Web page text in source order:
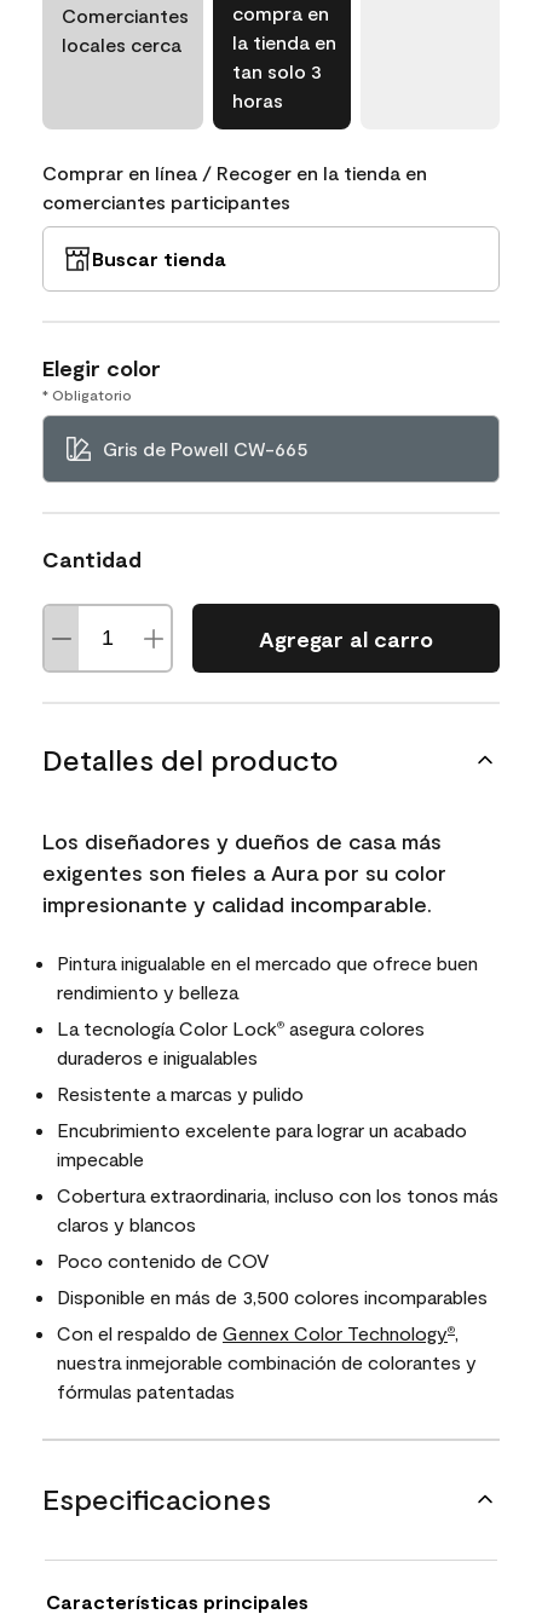
Comerciantes
locales cerca
compra en
la tienda en
tan solo 3
horas
Comprar en línea / Recoger en la tienda en
comerciantes participantes
Buscar tienda
Elegir color
* Obligatorio
Gris de Powell CW-665
Cantidad
Agregar al carro
Detalles del producto
Los diseñadores y dueños de casa más
exigentes son fieles a Aura por su color
impresionante y calidad incomparable.
Pintura inigualable en el mercado que ofrece buen
rendimiento y belleza
La tecnología Color Lock® asegura colores
duraderos e inigualables
Resistente a marcas y pulido
Encubrimiento excelente para lograr un acabado
impecable
Cobertura extraordinaria, incluso con los tonos más
claros y blancos
Poco contenido de COV
Disponible en más de 3,500 colores incomparables
Con el respaldo de Gennex Color Technology®,
nuestra inmejorable combinación de colorantes y
fórmulas patentadas
Especificaciones
Características principales